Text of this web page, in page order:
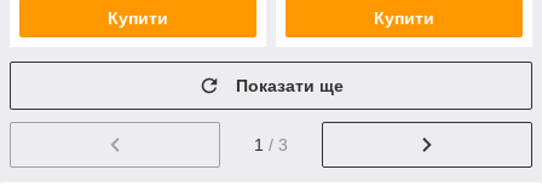
Купити Купити
Показати ще
1 / 3